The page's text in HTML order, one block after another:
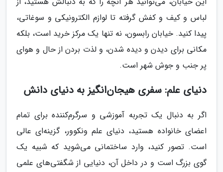
لباس و کیف و کفش گرفته تا لوازم الکترونیکی و سوغاتی،
پیدا کنید. خیابان رابسون، نه تنها یک مرکز خرید است، بلکه
مکانی برای دیدن و دیده شدن، و لذت بردن از حال و هوای
پر جنب و جوش شهر است.
دنیای علم: سفری هیجان‌انگیز به دنیای دانش
اگر به دنبال یک تجربه آموزشی و سرگرم‌کننده برای تمام
اعضای خانواده هستید، دنیای علم ونکوور، گزینه‌ای عالی
است. تصور کنید، وارد ساختمانی می‌شوید که شبیه یک
گوی بزرگ است و در داخل آن، دنیایی از شگفتی‌های علمی